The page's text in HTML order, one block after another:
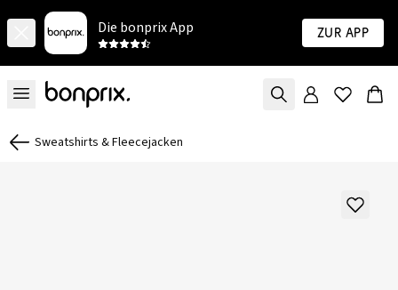
Die bonprix App Zur App
Sweatshirts & Fleecejacken